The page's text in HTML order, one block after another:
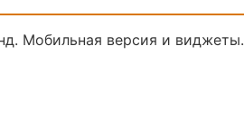
Мобильная версия и виджеты.